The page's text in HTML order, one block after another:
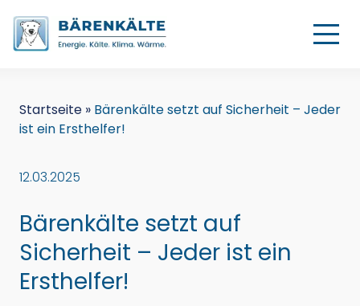
Startseite » Bärenkälte setzt auf Sicherheit – Jeder
ist ein Ersthelfer!
12.03.2025
Bärenkälte setzt auf
Sicherheit – Jeder ist ein
Ersthelfer!